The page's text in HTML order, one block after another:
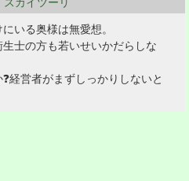
カイツーリ
いる奥様は無愛想。
士の方も若いせいかだらしな
経営者がまずしっかりしないと